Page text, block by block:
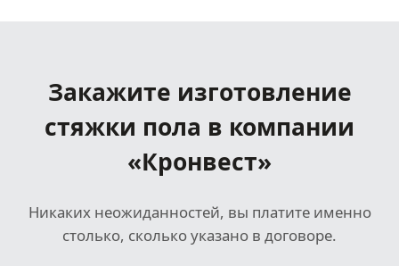
Закажите изготовление
стяжки пола в компании
«Кронвест»
Никаких неожиданностей, вы платите именно
столько, сколько указано в договоре.